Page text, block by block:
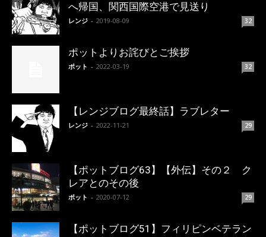
へ帰国、関西国際空港で見送り
レンジ - 2019-08-09 32
ポットよりお詫びとご挨拶
ポット - 2022-03-19 32
【レンジブログ最終話】ラブレター
レンジ - 2022-11-21 29
【ポットブログ63】【外伝】その２ ク
レアとのその後
ポット - 2020-07-12 29
【ポットブログ51】フィリピンベテラン